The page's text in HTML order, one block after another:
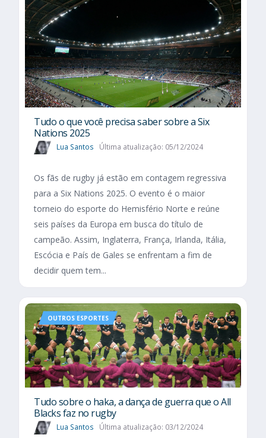
Tudo o que você precisa saber sobre a Six
Nations 2025​
Lua Santos Última atualização: 05/12/2024
Os fãs de rugby já estão em contagem regressiva
para a Six Nations 2025. O evento é o maior
torneio do esporte do Hemisfério Norte e reúne
seis países da Europa em busca do título de
campeão. Assim, Inglaterra, França, Irlanda, Itália,
Escócia e País de Gales se enfrentam a fim de
decidir quem tem...
OUTROS ESPORTES
Tudo sobre o haka, a dança de guerra que o All
Blacks faz no rugby
Lua Santos Última atualização: 03/12/2024